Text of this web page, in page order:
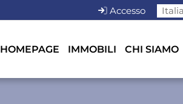
Accesso
HOMEPAGE IMMOBILI CHI SIAMO